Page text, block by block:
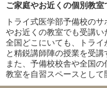
ご家庭やお近くの個別教
トライ式医学部予備校の
やお近くの教室でも受講い
全国どこにいても、トラ
と精鋭講師陣の授業を受講
また、予備校校舎や全国
教室を自習スペースとして